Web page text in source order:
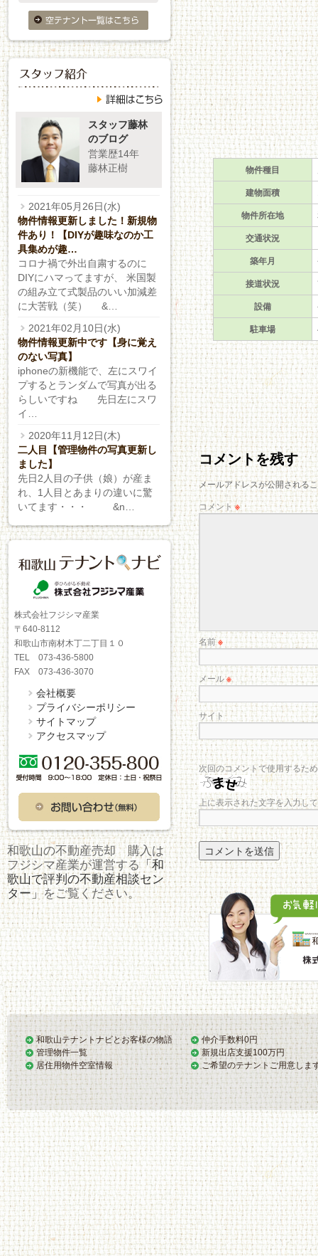
物件種目
建物面積
物件所在地
交通状況
築年月
接道状況
設備
駐車場
コメントを残す
メールアドレスが公開される
コメント※
名前※
メール※
サイト
次回のコメントで使用するた
上に表示された文字を入力し
スタッフ藤林
のブログ
営業歴14年
藤林正樹
2021年05月26日(水)
物件情報更新しました！新規物
件あり！【DIYが趣味なのか工
具集めが趣…
コロナ禍で外出自粛するのに
DIYにハマってますが、 米国製
の組み立て式製品のいい加減差
に大苦戦（笑） &…
2021年02月10日(水)
物件情報更新中です【身に覚え
のない写真】
iphoneの新機能で、左にスワイ
プするとランダムで写真が出る
らしいですね 先日左にスワ
イ…
2020年11月12日(木)
二人目【管理物件の写真更新し
ました】
先日2人目の子供（娘）が産ま
れ、1人目とあまりの違いに驚
いてます・・・ &n…
株式会社フジシマ産業
〒640-8112
和歌山市南材木丁二丁目１０
TEL 073-436-5800
FAX 073-436-3070
会社概要
プライバシーポリシー
サイトマップ
アクセスマップ
和歌山の不動産売却 購入は
フジシマ産業が運営する「和
歌山で評判の不動産相談セン
ター」をご覧ください。
和歌山テナントナビとお客様の物語
管理物件一覧
居住用物件空室情報
仲介手数料0円
新規出店支援100万円
ご希望のテナントご用意しま